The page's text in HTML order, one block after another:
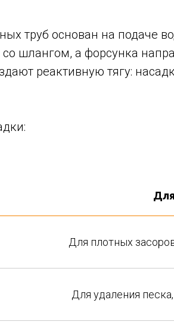
труб основан на подаче
шлангом, а форсунка
реактивную тягу:
Для плотных
Для удаления